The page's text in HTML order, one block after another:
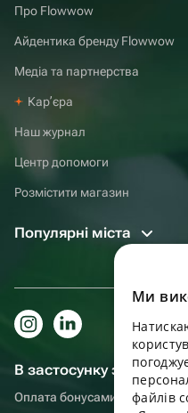
Про Flowwow
Айдентика бренду Flowwow
Медіа та партнерства
Карʼєра
Наш журнал
Центр допомоги
Розмістити магазин
Популярні міста
В застосунку зручніше!
Оплата бонусами,
Ми
файлів